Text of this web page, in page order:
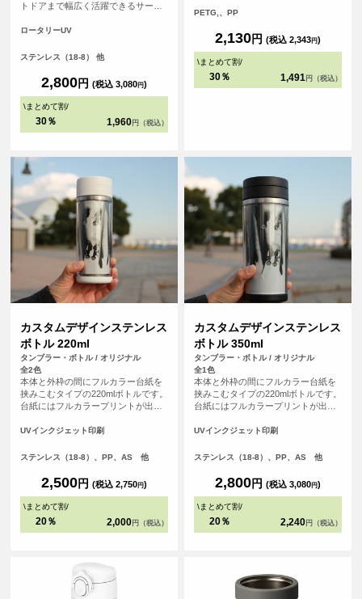
トドアまで幅広く活躍できるサーモ
てぐるっと360°のフルカラープリン
がります。
ロータリーUV
ステンレス（18-8） 他
2,800円 (税込 3,080円)
\まとめて割/
30％ 1,960 円（税込）
PETG,、PP
2,130円 (税込 2,343円)
\まとめて割/
30％ 1,491 円（税込）
カスタムデザインステンレス
ボトル 220ml
タンブラー・ボトル / オリジナル
全2色
本体と外枠の間にフルカラー台紙を
挟みこむタイプの220mlボトルです。
台紙にはフルカラープリントが出来
もOK、手書きのデザイン等、自由自
描いたデザイン等、チームやご卒業
です。
UVインクジェット印刷
ステンレス（18-8）、PP、AS 他
2,500円 (税込 2,750円)
\まとめて割/
20％ 2,000 円（税込）
カスタムデザインステンレス
ボトル 350ml
タンブラー・ボトル / オリジナル
全1色
本体と外枠の間にフルカラー台紙を
挟みこむタイプの220mlボトルです。
台紙にはフルカラープリントが出来
もOK、手書きのデザイン等、自由自
描いたデザイン等、チームやご卒業
です。
UVインクジェット印刷
ステンレス（18-8）、PP、AS 他
2,800円 (税込 3,080円)
\まとめて割/
20％ 2,240 円（税込）